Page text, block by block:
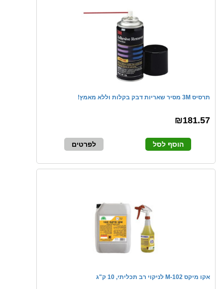
תרסיס 3M מסיר שאריות דבק בקלות וללא מאמץ!
₪181.57
הוסף לסל לפרטים
אקו מיקס M-102 לניקוי רב תכליתי, 10 ק"ג